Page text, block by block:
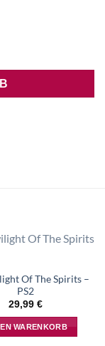
Of The Spirits –
PS2
29,99 €
WARENKORB